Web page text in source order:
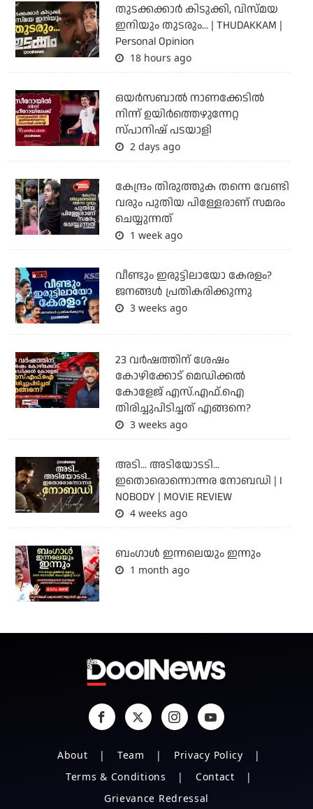
തുടക്കക്കാര്‍ കിടുക്കി, വിസ്മയ
ഇനിയും തുടരും... | THUDAKKAM |
Personal Opinion
18 hours ago
ഒയര്‍സബാൽ നാണക്കേടിൽ
നിന്ന് ഉയിർത്തെഴുന്നേറ്റ
സ്പാനിഷ് പടയാളി
2 days ago
കേന്ദ്രം തിരുത്തുക തന്നെ വേണ്ടി
വരും പുതിയ പിള്ളേരാണ് സമരം
ചെയ്യുന്നത്
1 week ago
വീണ്ടും ഇരുട്ടിലായോ കേരളം?
ജനങ്ങൾ പ്രതികരിക്കുന്നു
3 weeks ago
23 വർഷത്തിന് ശേഷം
കോഴിക്കോട് മെഡിക്കൽ
കോളേജ് എസ്.എഫ്.ഐ
തിരിച്ചുപിടിച്ചത് എങ്ങനെ?
3 weeks ago
അടി... അടിയോടടി...
ഇതൊരൊന്നൊന്നര നോബഡി | I
NOBODY | MOVIE REVIEW
4 weeks ago
ബംഗാള്‍ ഇന്നലെയും ഇന്നും
1 month ago
About Team
Privacy Policy
Terms & Conditions
Contact
Grievance Redressal